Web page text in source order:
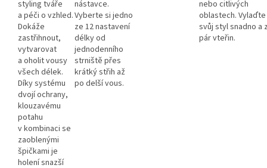
styling tváře
a péči o vzhled.
Dokáže
zastřihnout,
vytvarovat
a oholit vousy
všech délek.
Díky systému
dvojí ochrany,
klouzavému
potahu
v kombinaci se
zaoblenými
špičkami je
holení snazší
nástavce.
Vyberte si jedno
ze 12 nastavení
délky od
jednodenního
strniště přes
krátký střih až
po delší vous.
nebo citlivých
oblastech. Vylaďte
svůj styl snadno a
pár vteřin.